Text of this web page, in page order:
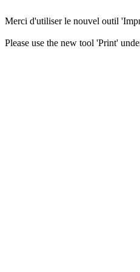
Merci d'utiliser le nouvel outil
Please use the new tool 'Print'